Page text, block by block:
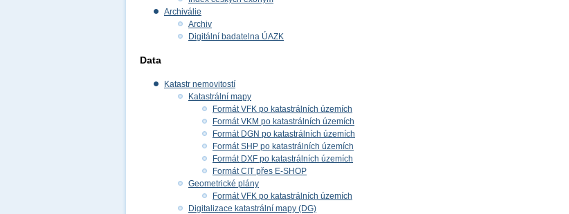
Archiválie
Archiv
Digitální badatelna ÚAZK
Data
Katastr nemovitostí
Katastrální mapy
Formát VFK po katastrálních územích
Formát VKM po katastrálních územích
Formát DGN po katastrálních územích
Formát SHP po katastrálních územích
Formát DXF po katastrálních územích
Formát CIT přes E-SHOP
Geometrické plány
Formát VFK po katastrálních územích
Digitalizace katastrální mapy (DG)